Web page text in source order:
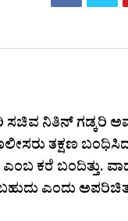
ಸಚಿವ ನಿತಿನ್
ತಕ್ಷಣ
ಎಂಬ ಕರೆ ಬಂದಿತ್ತು.
ಎಂದು ಅಪರಿಚಿತ